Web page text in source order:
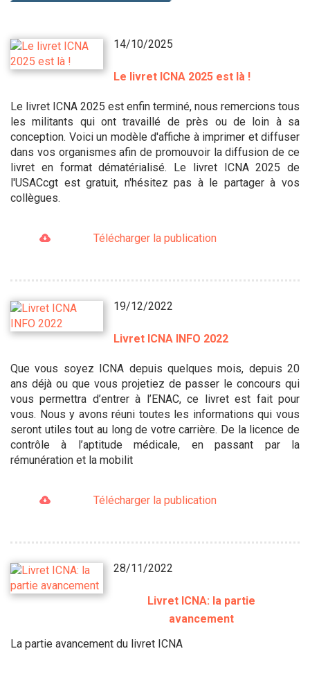
14/10/2025
Le livret ICNA 2025 est là !
Le livret ICNA 2025 est enfin terminé, nous remercions tous
les militants qui ont travaillé de près ou de loin à sa
conception. Voici un modèle d'affiche à imprimer et diffuser
dans vos organismes afin de promouvoir la diffusion de ce
livret en format dématérialisé. Le livret ICNA 2025 de
l'USACcgt est gratuit, n'hésitez pas à le partager à vos
collègues.
Télécharger la publication
19/12/2022
Livret ICNA INFO 2022
Que vous soyez ICNA depuis quelques mois, depuis 20
ans déjà ou que vous projetiez de passer le concours qui
vous permettra d’entrer à l’ENAC, ce livret est fait pour
vous. Nous y avons réuni toutes les informations qui vous
seront utiles tout au long de votre carrière. De la licence de
contrôle à l’aptitude médicale, en passant par la
rémunération et la mobilit
Télécharger la publication
28/11/2022
Livret ICNA: la partie
avancement
La partie avancement du livret ICNA